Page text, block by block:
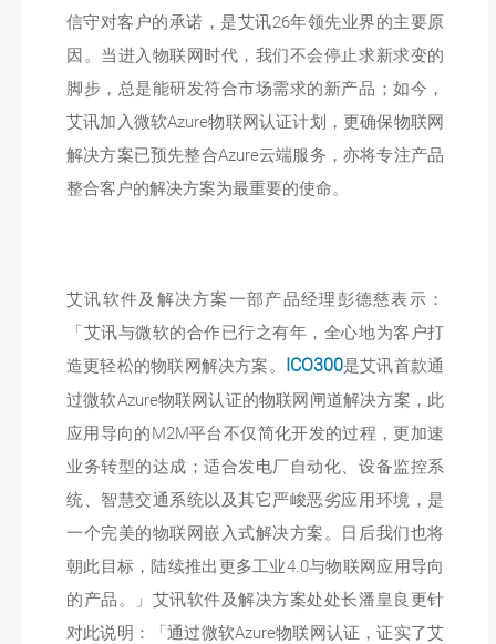
信守对客户的承诺，是艾讯26年领先业界的主要原
因。当进入物联网时代，我们不会停止求新求变的
脚步，总是能研发符合市场需求的新产品；如今，
艾讯加入微软Azure物联网认证计划，更确保物联网
解决方案已预先整合Azure云端服务，亦将专注产品
整合客户的解决方案为最重要的使命。
艾讯软件及解决方案一部产品经理彭德慈表示：
「艾讯与微软的合作已行之有年，全心地为客户打
造更轻松的物联网解决方案。
ICO300是艾讯首款通
过微软Azure物联网认证的物联网闸道解决方案，此
应用导向的M2M平台不仅简化开发的过程，更加速
业务转型的达成；适合发电厂自动化、设备监控系
统、智慧交通系统以及其它严峻恶劣应用环境，是
一个完美的物联网嵌入式解决方案。日后我们也将
朝此目标，陆续推出更多工业4.0与物联网应用导向
的产品。」艾讯软件及解决方案处处长潘皇良更针
对此说明：「通过微软Azure物联网认证，证实了艾